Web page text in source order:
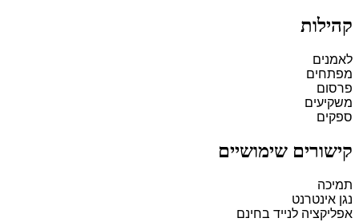
קהילות
לאמנים
מפתחים
פרסום
משקיעים
ספקים
קישורים שימושיים
תמיכה
נגן אינטרנט
אפליקציה לנייד בחינם